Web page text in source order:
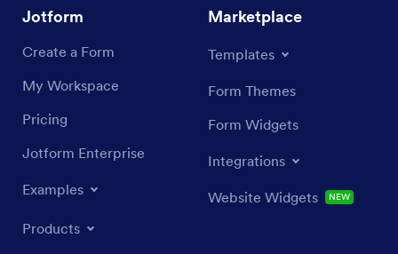
Jotform
Create a Form
My Workspace
Pricing
Jotform Enterprise
Examples
Products
Marketplace
Templates
Form Themes
Form Widgets
Integrations
Website Widgets NEW